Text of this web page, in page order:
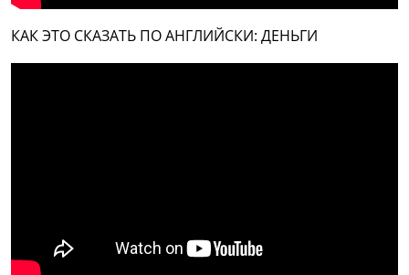
КАК ЭТО СКАЗАТЬ ПО АНГЛИЙСКИ: ДЕНЬГИ